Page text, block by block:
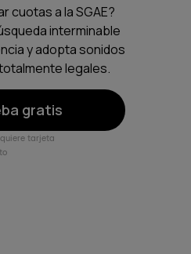
cuotas a la SGAE?
interminable
y adopta sonidos
legales.
gratis
tarjeta